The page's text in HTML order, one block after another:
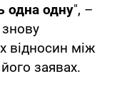
одна одну", –
відносин між
заявах.